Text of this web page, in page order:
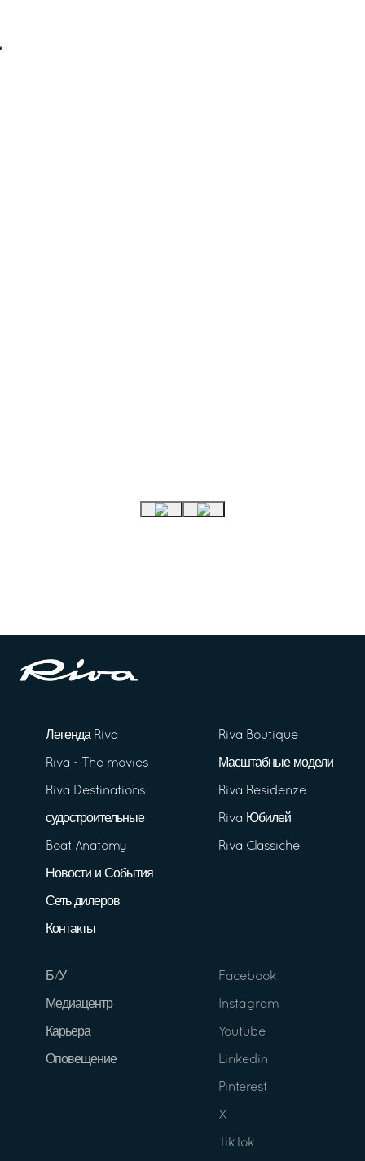
Легенда Riva
Riva - The movies
Riva Destinations
судостроительные
Boat Anatomy
Новости и События
Сеть дилеров
Контакты
Riva Boutique
Масштабные модели
Riva Residenze
Riva Юбилей
Riva Classiche
Б/У
Медиацентр
Карьера
Оповещение
Facebook
Instagram
Youtube
Linkedin
Pinterest
X
TikTok